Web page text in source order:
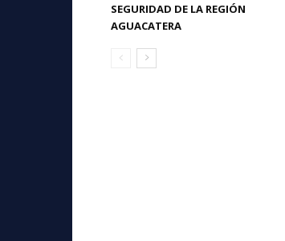
SEGURIDAD DE LA REGIÓN
AGUACATERA